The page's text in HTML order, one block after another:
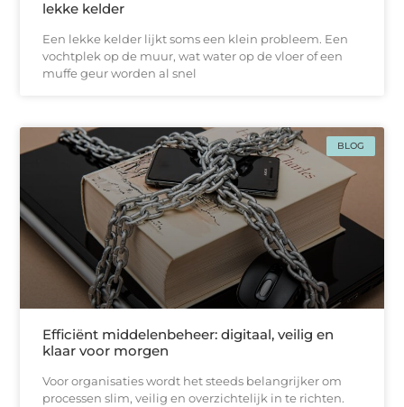
lekke kelder
Een lekke kelder lijkt soms een klein probleem. Een
vochtplek op de muur, wat water op de vloer of een
muffe geur worden al snel
BLOG
Efficiënt middelenbeheer: digitaal, veilig en
klaar voor morgen
Voor organisaties wordt het steeds belangrijker om
processen slim, veilig en overzichtelijk in te richten.